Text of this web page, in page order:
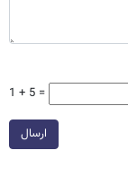
1 + 5 =
ارسال